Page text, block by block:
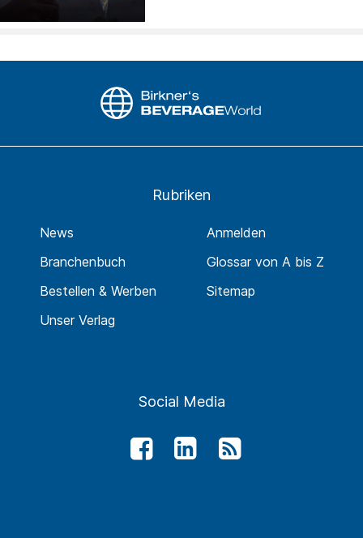
Rubriken
News
Branchenbuch
Bestellen & Werben
Unser Verlag
Anmelden
Glossar von A bis Z
Sitemap
Social Media